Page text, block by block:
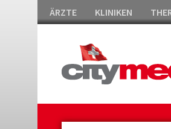
ÄRZTE KLINIKEN